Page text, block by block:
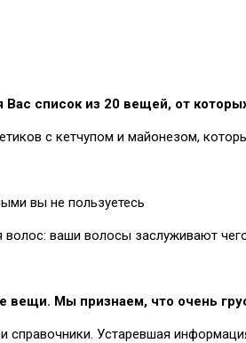
список из 20 вещей, от
с кетчупом и майонезом,
вы не пользуетесь
волос: ваши волосы заслуживают
вещи. Мы признаем, что очень
Устаревшая